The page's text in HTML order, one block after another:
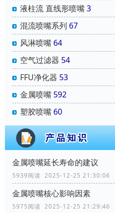
液柱流 直线形喷嘴3
混流喷嘴系列 67
风淋喷嘴 64
空气过滤器 54
FFU净化器 53
金属喷嘴 592
塑胶喷嘴 60
金属喷嘴延长寿命的建议
5939阅读 2025-12-25 21:30:06
金属喷嘴核心影响因素
5975阅读 2025-12-25 21:29:46